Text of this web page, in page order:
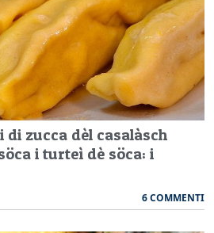
zucca dèl casalàsch
i turteì dè söca: i
6 COMMENTI